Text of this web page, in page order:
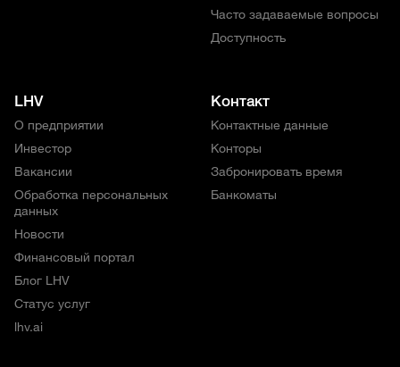
Часто задаваемые вопросы
Доступность
LHV
О предприятии
Инвестор
Вакансии
Обработка персональных
данных
Новости
Финансовый портал
Блог LHV
Статус услуг
lhv.ai
Контакт
Контактные данные
Конторы
Забронировать время
Банкоматы